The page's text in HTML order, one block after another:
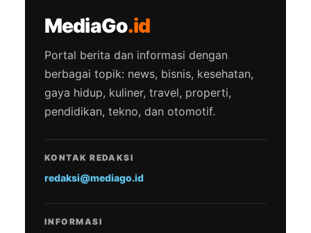
MediaGo.id
Portal berita dan informasi dengan
berbagai topik: news, bisnis, kesehatan,
gaya hidup, kuliner, travel, properti,
pendidikan, tekno, dan otomotif.
KONTAK REDAKSI
redaksi@mediago.id
INFORMASI